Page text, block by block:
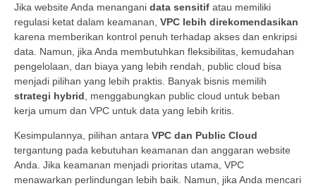
Jika website Anda menangani data sensitif atau memiliki
regulasi ketat dalam keamanan, VPC lebih direkomendasikan
karena memberikan kontrol penuh terhadap akses dan enkripsi
data. Namun, jika Anda membutuhkan fleksibilitas, kemudahan
pengelolaan, dan biaya yang lebih rendah, public cloud bisa
menjadi pilihan yang lebih praktis. Banyak bisnis memilih
strategi hybrid , menggabungkan public cloud untuk beban
kerja umum dan VPC untuk data yang lebih kritis.
Kesimpulannya, pilihan antara VPC dan Public Cloud
tergantung pada kebutuhan keamanan dan anggaran website
Anda. Jika keamanan menjadi prioritas utama, VPC
menawarkan perlindungan lebih baik. Namun, jika Anda mencari